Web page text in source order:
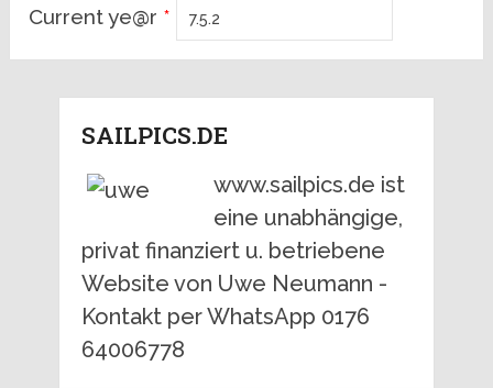
Current ye@r *
SAILPICS.DE
www.sailpics.de ist
eine unabhängige,
privat finanziert u. betriebene
Website von Uwe Neumann -
Kontakt per WhatsApp 0176
64006778